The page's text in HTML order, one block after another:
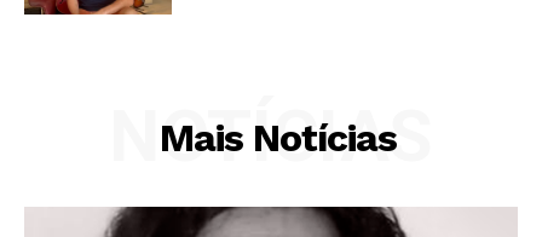
Mais Notícias
NOTÍCIAS